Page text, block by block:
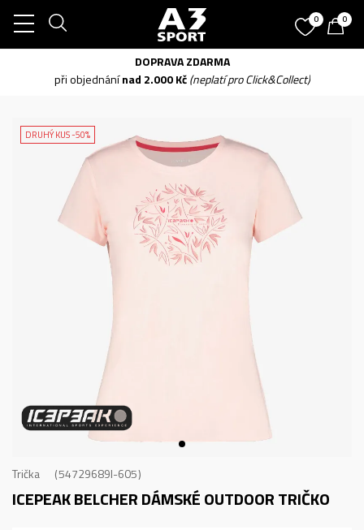
0 0
DOPRAVA ZDARMA
při objednánínad 2.000 Kč(neplatí pro Click&Collect)
DRUHÝ KUS -50%
Trička 54729689I-605
ICEPEAK BELCHERDÁMSKÉ OUTDOOR TRIČKO